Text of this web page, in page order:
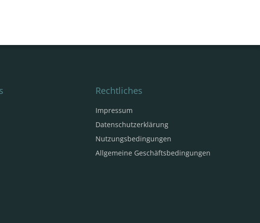
Rechtliches
Impressum
Datenschutzerklärung
Nutzungsbedingungen
Allgemeine Geschäftsbedingungen